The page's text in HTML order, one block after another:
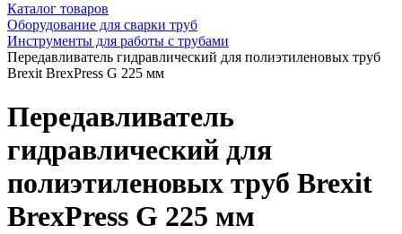
Каталог товаров
Оборудование для сварки труб
Инструменты для работы с трубами
Передавливатель гидравлический для полиэтиленовых труб
Brexit BrexPress G 225 мм
Передавливатель
гидравлический для
полиэтиленовых труб Brexit
BrexPress G 225 мм